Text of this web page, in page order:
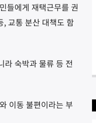
들에게 재택근무를 권
, 교통 분산 대책도 함
라 숙박과 물류 등 전
이동 불편이라는 부